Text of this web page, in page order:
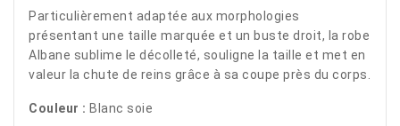
Particulièrement adaptée aux morphologies
présentant une taille marquée et un buste droit, la robe
Albane sublime le décolleté, souligne la taille et met en
valeur la chute de reins grâce à sa coupe près du corps.
Couleur : Blanc soie